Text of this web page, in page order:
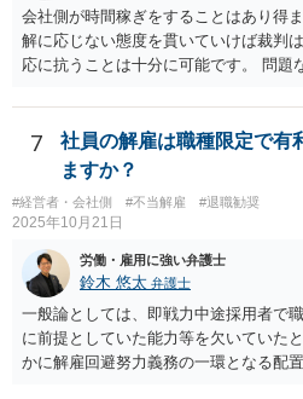
さい。
会社側が時間稼ぎをすることはあり得
解に応じない態度を貫いていけば裁判
応に抗うことは十分に可能です。 問題
7
社員の解雇は職種限定で有
ますか？
#経営者・会社側 #不当解雇 #退職勧奨
2025年10月21日
労働・雇用に強い弁護士
鈴木 悠太 弁護士
一般論としては、即戦力中途採用者で
に前提としていた能力等を欠いていた
かに解雇回避努力義務の一環となる配